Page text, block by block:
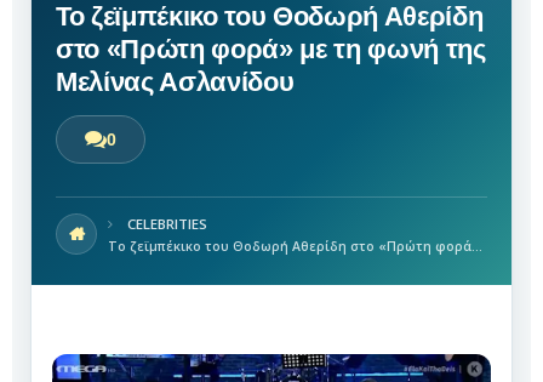
Το ζεϊμπέκικο του Θοδωρή Αθερίδη
στο «Πρώτη φορά» με τη φωνή της
Μελίνας Ασλανίδου
0
CELEBRITIES
Το ζεϊμπέκικο του Θοδωρή Αθερίδη στο «Πρώτη φορά» με τη φωνή της Μελίνας Ασλανίδου